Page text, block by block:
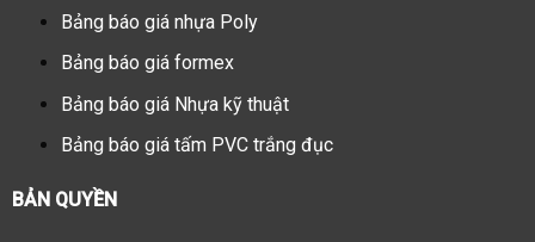
Bảng báo giá nhựa Poly
Bảng báo giá formex
Bảng báo giá Nhựa kỹ thuật
Bảng báo giá tấm PVC trắng đục
BẢN QUYỀN